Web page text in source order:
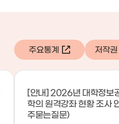
[안내] 2026년 대학정보
학의 원격강좌 현황 조사
주묻는질문)
주요통계 저작